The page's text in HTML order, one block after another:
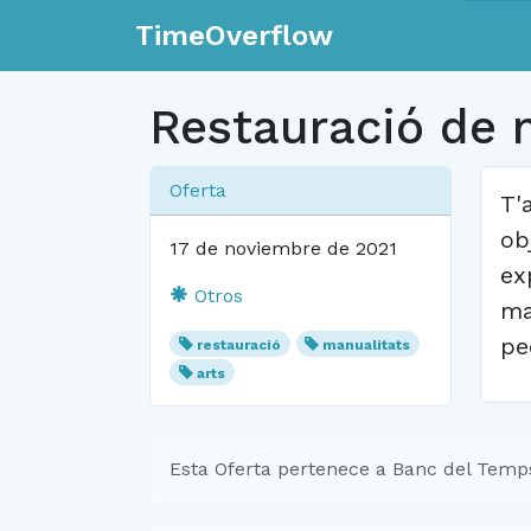
TimeOverflow
Restauració de
Oferta
17 de noviembre de 2021
Otros
restauració
manualitats
arts
Esta Oferta pertenece a Banc del